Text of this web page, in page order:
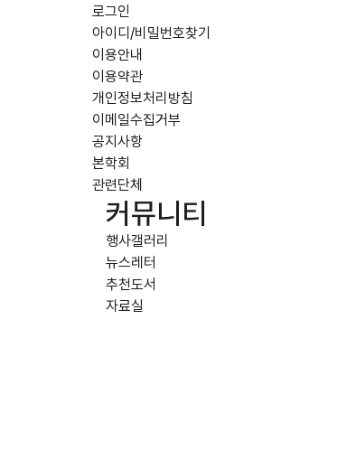
로그인
아이디/비밀번호찾기
이용안내
이용약관
개인정보처리방침
이메일수집거부
공지사항
본학회
관련단체
커뮤니티
행사갤러리
뉴스레터
추천도서
자료실